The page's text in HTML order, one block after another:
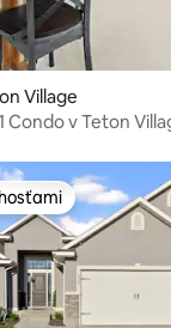
Village
Condo v Teton
hosťami